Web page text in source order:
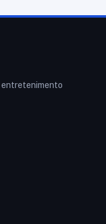
entretenimento